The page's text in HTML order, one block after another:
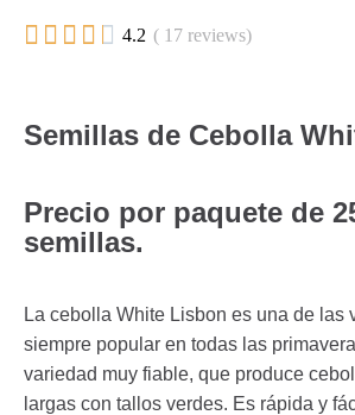
     4.2 ( 17 reviews)
Semillas de Cebolla
Precio por paquete de
semillas.
La cebolla White Lisbon es una de las
siempre popular en todas las
variedad muy fiable, que produce
largas con tallos verdes. Es rápida y